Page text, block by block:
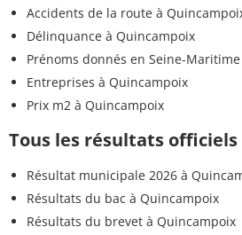
Accidents de la route à
Délinquance à Quincampoix
Prénoms donnés en Seine-Maritime
Entreprises à Quincampoix
Prix m2 à Quincampoix
Tous les résultats
Résultat municipale 2026 à
Résultats du bac à Quincampoix
Résultats du brevet à Quincampoix